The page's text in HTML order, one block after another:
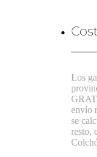
Los
envío
se
resto,